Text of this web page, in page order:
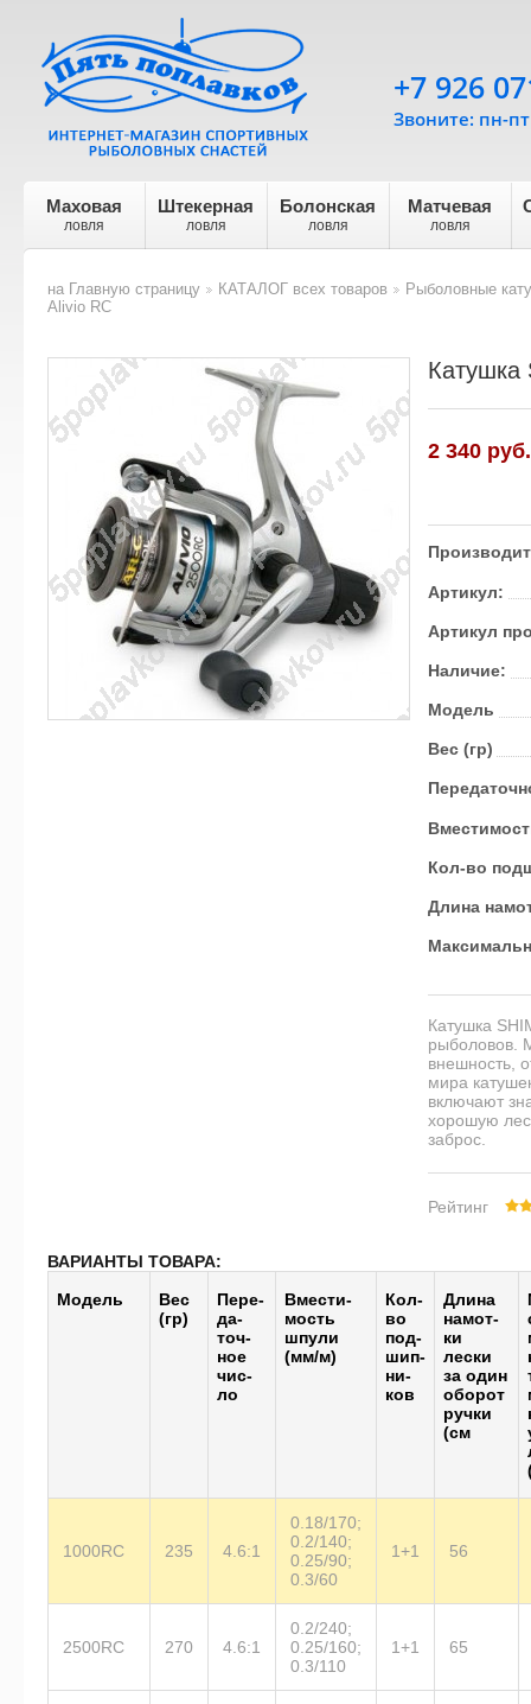
Маховая
ловля
Штекерная
ловля
Болонская
ловля
Матчевая
ловля
+7 926
Звоните: пн-
на Главную страницу
КАТАЛОГ всех товаров
Рыболовные
Alivio RC
Катушка
2 340 руб.
Артикул:
Артикул
Наличие:
Модель
Вес (гр)
Кол-во
Дли­на
Катушка
рыболовов.
внешность,
мира
включают
хорошую
заброс.
Рейтинг
ВАРИАНТЫ ТОВАРА:
Модель
Вес
(гр)
Пе­ре­
да­
точ­
ное
чис­
ло
Вме­сти­
мость
шпу­ли
(мм/м)
Кол-
во
под­
шип­
ни­
ков
Дли­на
на­мот­
ки
лески
за один
обо­рот
ручки
(см
1000RC 235 4.6:1
0.18/170;
0.2/140;
0.25/90;
0.3/60
1+1 56
2500RC 270 4.6:1
0.2/240;
0.25/160;
0.3/110
1+1 65